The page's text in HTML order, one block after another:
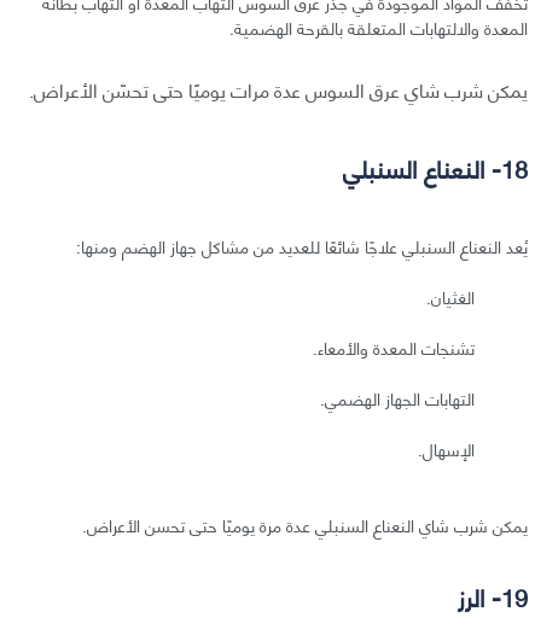
المعدة والالتهابات المتعلقة بالقرحة الهضمية.
يمكن شرب شاي عرق السوس عدة مرات يوميًا حتى تحسّن الأعراض.
18- النعناع السنبلي
يُعد النعناع السنبلي علاجًا شائعًا للعديد من مشاكل جهاز الهضم ومنها:
الغثيان.
تشنجات المعدة والأمعاء.
التهابات الجهاز الهضمي.
الإسهال.
يمكن شرب شاي النعناع السنبلي عدة مرة يوميًا حتى تحسن الأعراض.
19- الرز